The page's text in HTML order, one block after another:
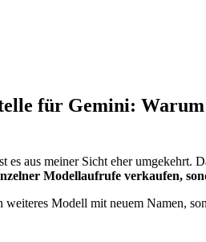
für Gemini:
es aus meiner Sicht eher umgekehrt.
Modellaufrufe verkaufen,
Modell mit neuem Namen,